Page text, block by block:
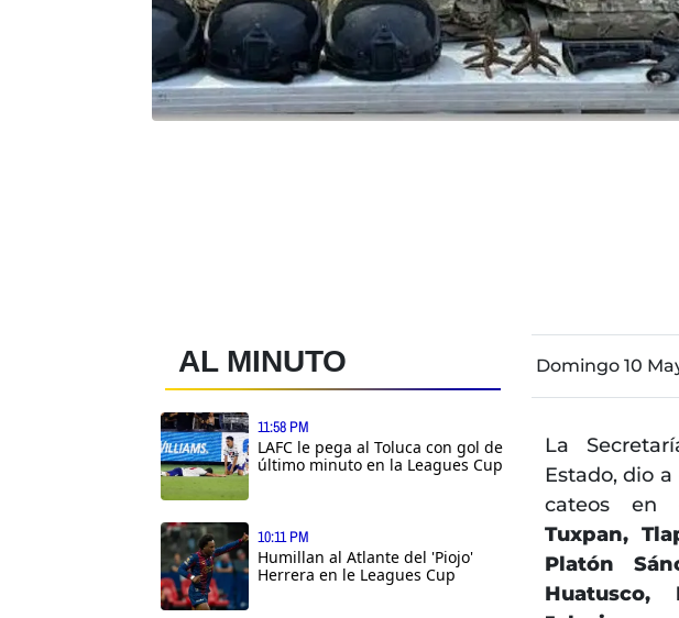
AL MINUTO
11:58 PM
LAFC le pega al Toluca con gol de
último minuto en la Leagues Cup
10:11 PM
Humillan al Atlante del 'Piojo'
Herrera en le Leagues Cup
Domingo 10
La
Estado, dio a
cateos en
Tuxpan,
Platón